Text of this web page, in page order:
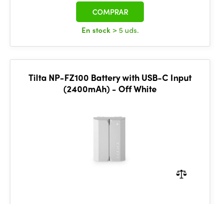
En stock > 5 uds.
COMPRAR
Tilta NP-FZ100 Battery with USB-C Input
(2400mAh) - Off White